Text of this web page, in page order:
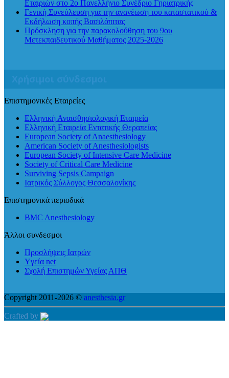
Εταιριών στο 2ο Πανελλήνιο Συνέδριο Γηριατρικής
Γενική Συνεύλευση για την ανανέωση του καταστατικού &
Εκδήλωση κοπής Βασιλόπιτας
Πρόσκληση για την παρακολούθηση του 9ου
Μετεκπαιδευτικού Μαθήματος 2025-2026
Επιστημονικές Εταιρείες
Ελληνική Αναισθησιολογική Εταιρεία
Ελληνική Εταιρεία Εντατικής Θεραπείας
European Society of Anaesthesiology
American Society of Anesthesiologists
European Society of Intensive Care Medicine
Society of Critical Care Medicine
Surviving Sepsis Campaign
Ιατρικός Σύλλογος Θεσσαλονίκης
Επιστημονικά περιοδικά
BMC Anesthesiology
Άλλοι συνδεσμοι
Προσλήψεις Ιατρών
Yγεία net
Σχολή Επιστημών Υγείας ΑΠΘ
Copyright 2011-2026 © anesthesia.gr
Crafted by